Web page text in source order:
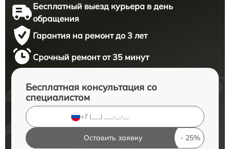
Бесплатный выезд курьера в день
обращения
Гарантия на ремонт до 3 лет
Срочный ремонт от 35 минут
Бесплатная консультация со
специалистом
Оставить заявку